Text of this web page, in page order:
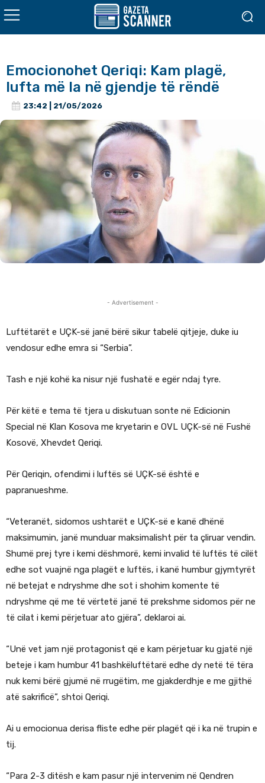
Emocionohet Qeriqi: Kam plagë,
lufta më la në gjendje të rëndë
23:42 | 21/05/2026
- Advertisement -
Luftëtarët e UÇK-së janë bërë sikur tabelë qitjeje, duke iu
vendosur edhe emra si “Serbia”.
Tash e një kohë ka nisur një fushatë e egër ndaj tyre.
Për këtë e tema të tjera u diskutuan sonte në Edicionin
Special në Klan Kosova me kryetarin e OVL UÇK-së në Fushë
Kosovë, Xhevdet Qeriqi.
Për Qeriqin, ofendimi i luftës së UÇK-së është e
papranueshme.
“Veteranët, sidomos ushtarët e UÇK-së e kanë dhënë
maksimumin, janë munduar maksimalisht për ta çliruar vendin.
Shumë prej tyre i kemi dëshmorë, kemi invalid të luftës të cilët
edhe sot vuajnë nga plagët e luftës, i kanë humbur gjymtyrët
në betejat e ndryshme dhe sot i shohim komente të
ndryshme që me të vërtetë janë të prekshme sidomos për ne
të cilat i kemi përjetuar ato gjëra”, deklaroi ai.
“Unë vet jam një protagonist që e kam përjetuar ku gjatë një
beteje i kam humbur 41 bashkëluftëtarë edhe dy netë të tëra
nuk kemi bërë gjumë në rrugëtim, me gjakderdhje e me gjithë
atë sakrificë”, shtoi Qeriqi.
Ai u emocionua derisa fliste edhe për plagët që i ka në trupin e
tij.
“Para 2-3 ditësh e kam pasur një intervenim në Qendren